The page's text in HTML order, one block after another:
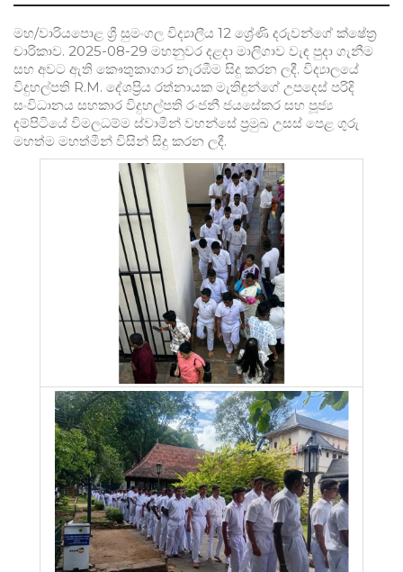
මහ/වාරියපොළ ශ්‍රී සුමංගල විද්‍යාලීය 12 ශ්‍රේණි දරුවන්ගේ ක්ෂේත්‍ර
චාරිකාව. 2025-08-29 මහනුවර දළදා මාලිගාව වැඳ පුදා ගැනීම
සහ අවට ඇති කෞතුකාගාර නැරඹීම සිදු කරන ලදී. විද්‍යාලයේ
විදුහල්පති R.M. දේශප්‍රිය රත්නායක මැතිඳුන්ගේ උපදෙස් පරිදි
සංවිධානය සහකාර විදුහල්පති රංජනී ජයසේකර සහ පූජ්‍ය
දම්පිටියේ විමලධම්ම ස්වාමීන් වහන්සේ ප්‍රමුඛ උසස් පෙළ ගුරු
මහත්ම මහත්මීන් විසින් සිදු කරන ලදී.